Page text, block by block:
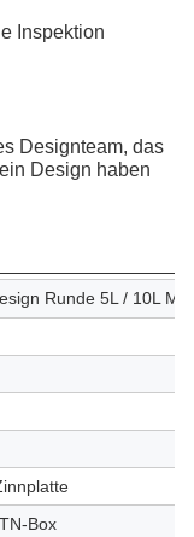
Inspektion
Designteam, das
Design haben
Runde 5L / 10L
Box